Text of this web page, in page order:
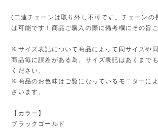
(二連チェーンは取り外し不可です。チェーンの
は可能です！商品ご購入の際に備考欄にその旨
※サイズ表記について商品によって同サイズや
商品毎に誤差がある為、サイズ表記はあくまで
ください。
※商品のお色味はご覧になっているモニターに
ざいます。
【カラー】
ブラックゴールド